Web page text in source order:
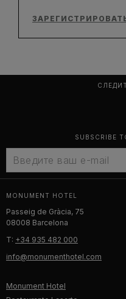
SUBSCRIBE
MONUMENT HOTEL
Passeig de Gràcia, 75
08008 Barcelona
T: +34 935 482 000
info@monumenthotel.com
Monument Hotel